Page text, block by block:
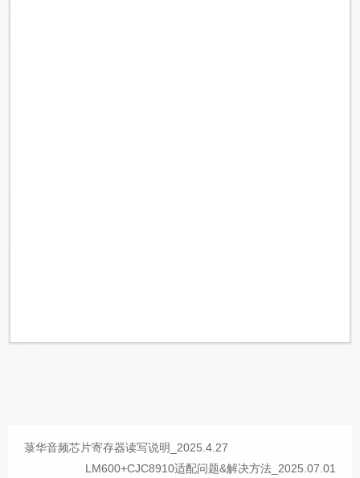
菉华音频芯片寄存器读写说明_2025.4.27
LM600+CJC8910适配问题&解决方法_2025.07.01